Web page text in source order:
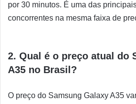
por 30 minutos. É uma das
concorrentes na mesma faixa de
2. Qual é o preço atual do
A35 no Brasil?
O preço do Samsung Galaxy A35